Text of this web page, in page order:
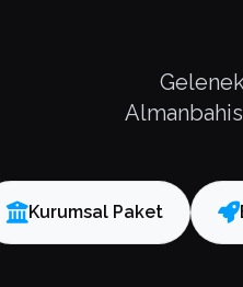
Kurumsal Paket